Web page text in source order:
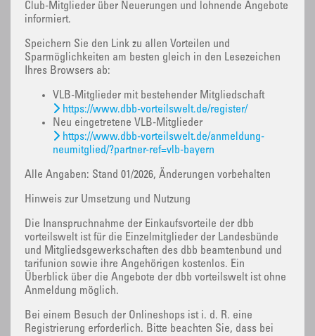
Club-Mitglieder über Neuerungen und lohnende Angebote
informiert.
Speichern Sie den Link zu allen Vorteilen und
Sparmöglichkeiten am besten gleich in den Lesezeichen
Ihres Browsers ab:
VLB-Mitglieder mit bestehender Mitgliedschaft
https://www.dbb-vorteilswelt.de/register/
Neu eingetretene VLB-Mitglieder
https://www.dbb-vorteilswelt.de/anmeldung-
neumitglied/?partner-ref=vlb-bayern
Alle Angaben: Stand 01/2026, Änderungen vorbehalten
Hinweis zur Umsetzung und Nutzung
Die Inanspruchnahme der Einkaufsvorteile der dbb
vorteilswelt ist für die Einzelmitglieder der Landesbünde
und Mitgliedsgewerkschaften des dbb beamtenbund und
tarifunion sowie ihre Angehörigen kostenlos. Ein
Überblick über die Angebote der dbb vorteilswelt ist ohne
Anmeldung möglich.
Bei einem Besuch der Onlineshops ist i. d. R. eine
Registrierung erforderlich. Bitte beachten Sie, dass bei